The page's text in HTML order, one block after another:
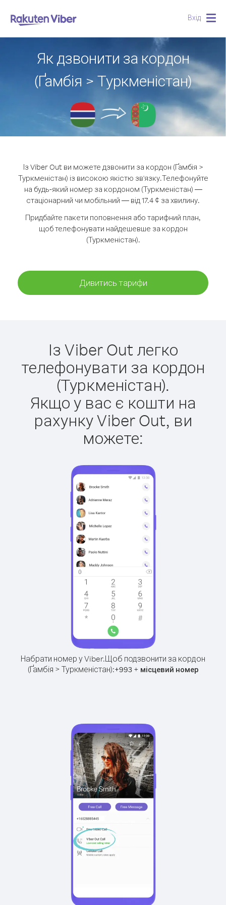
Вхід
Як дзвонити за кордон
(Ґамбія > Туркменістан)
Із Viber Out ви можете дзвонити за кордон (Ґамбія >
Туркменістан) із високою якістю зв'язку.Телефонуйте
на будь-який номер за кордоном (Туркменістан) —
стаціонарний чи мобільний — від 17.4 ¢ за хвилину.
Придбайте пакети поповнення або тарифний план,
щоб телефонувати найдешевше за кордон
(Туркменістан).
Дивитись тарифи
Із Viber Out легко
телефонувати за кордон
(Туркменістан).
Якщо у вас є кошти на
рахунку Viber Out, ви
можете:
Набрати номер у Viber.Щоб подзвонити за кордон
(Ґамбія > Туркменістан):+993+ місцевий номер